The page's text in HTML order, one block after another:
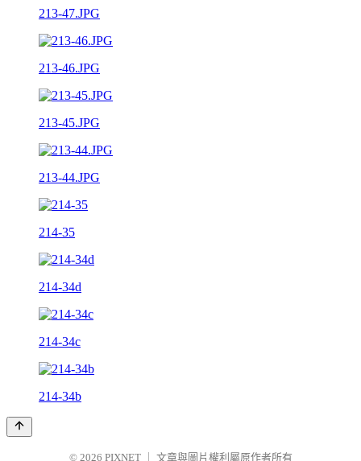
213-47.JPG
213-46.JPG
213-45.JPG
213-44.JPG
214-35
214-34d
214-34c
214-34b
© 2026 PIXNET 文章與圖片權利屬原作者所有